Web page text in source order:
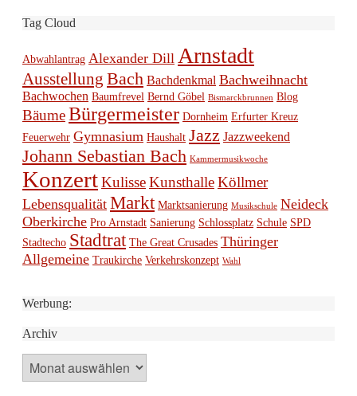
Tag Cloud
Abwahlantrag Alexander Dill Arnstadt
Ausstellung Bach Bachdenkmal Bachweihnacht
Bachwochen Baumfrevel Bernd Göbel Bismarckbrunnen Blog
BäumeBürgermeister Dornheim Erfurter Kreuz
Feuerwehr Gymnasium Haushalt Jazz Jazzweekend
Johann Sebastian Bach Kammermusikwoche
KonzertKulisseKunsthalleKöllmer
Lebensqualität Markt Marktsanierung Musikschule Neideck
Oberkirche Pro Arnstadt Sanierung Schlossplatz Schule SPD
Stadtecho Stadtrat The Great Crusades Thüringer
Allgemeine Traukirche Verkehrskonzept Wahl
Werbung:
Archiv